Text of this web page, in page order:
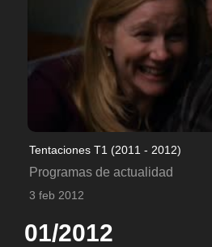
Tentaciones T1 (2011 - 2012)
Programas de actualidad
3 feb 2012
01/2012